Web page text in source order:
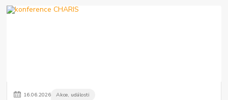
16.06.2026 Akce, události